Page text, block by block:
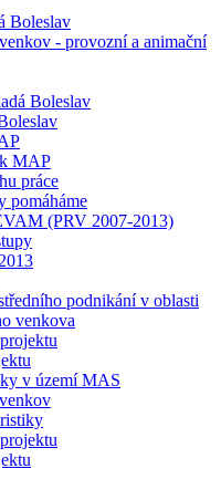
Boleslav
- provozní a animační
Boleslav
MAP
práce
pomáháme
(PRV 2007-2013)
podnikání v oblasti
venkova
v území MAS